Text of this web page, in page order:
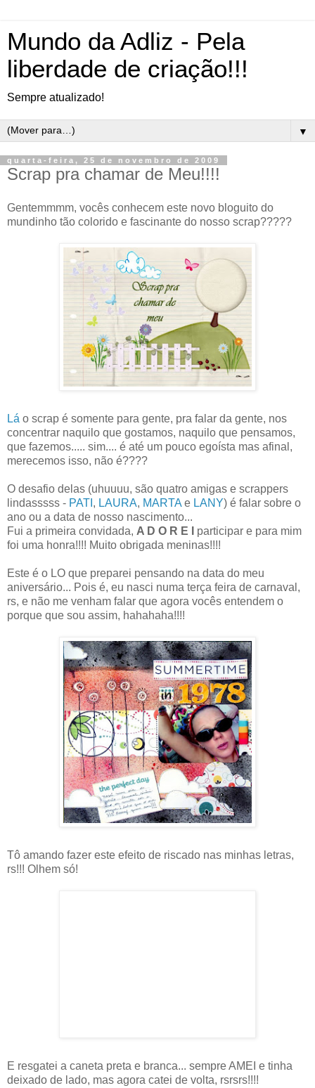
Mundo da Adliz - Pela
liberdade de criação!!!
Sempre atualizado!
▼
quarta-feira, 25 de novembro de 2009
Scrap pra chamar de Meu!!!!
Gentemmmm, vocês conhecem este novo bloguito do
mundinho tão colorido e fascinante do nosso scrap?????
Lá o scrap é somente para gente, pra falar da gente, nos
concentrar naquilo que gostamos, naquilo que pensamos,
que fazemos..... sim.... é até um pouco egoísta mas afinal,
merecemos isso, não é????
O desafio delas (uhuuuu, são quatro amigas e scrappers
lindasssss - PATI , LAURA, MARTA e LANY) é falar sobre o
ano ou a data de nosso nascimento...
Fui a primeira convidada, A D O R E I
participar e para mim
foi uma honra!!!! Muito obrigada meninas!!!!
Este é o LO que preparei pensando na data do meu
aniversário... Pois é, eu nasci numa terça feira de carnaval,
rs, e não me venham falar que agora vocês entendem o
porque que sou assim, hahahaha!!!!
Tô amando fazer este efeito de riscado nas minhas letras,
rs!!! Olhem só!
E resgatei a caneta preta e branca... sempre AMEI e tinha
deixado de lado, mas agora catei de volta, rsrsrs!!!!